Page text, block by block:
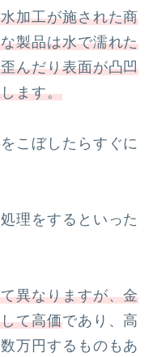
加工が施された商
製品は水で濡れた
んだり表面が凸凹
ます。
こぼしたらすぐに
理をするといった
異なりますが、金
て高価であり、高
万円するものもあ